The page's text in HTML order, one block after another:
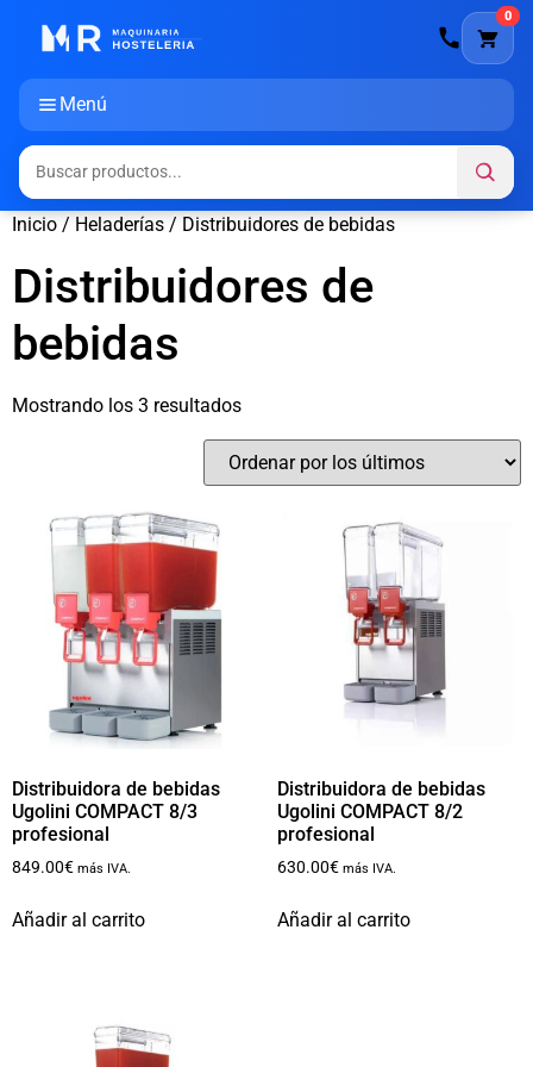
Menú
0
Inicio / Heladerías / Distribuidores de bebidas
Distribuidores de
bebidas
Mostrando los 3 resultados
Distribuidora de bebidas
Ugolini COMPACT 8/3
profesional
849.00€ más IVA.
Añadir al carrito
Distribuidora de bebidas
Ugolini COMPACT 8/2
profesional
630.00€ más IVA.
Añadir al carrito